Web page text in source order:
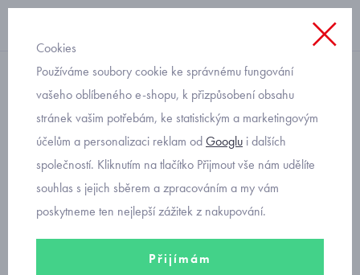
tepláky
chlapecké tepláky Mayoral
6528-83
Cookies
Používáme soubory cookie ke správnému fungování
vašeho oblíbeného e-shopu, k přizpůsobení obsahu
stránek vašim potřebám, ke statistickým a marketingovým
účelům a personalizaci reklam odGooglu i dalších
společností. Kliknutím na tlačítko Přijmout vše nám udělíte
souhlas s jejich sběrem a zpracováním a my vám
poskytneme ten nejlepší zážitek z nakupování.
Přijímám